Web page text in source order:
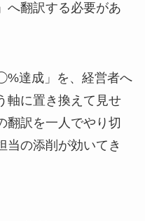
へ翻訳する必要があ
達成」を、経営者へ
軸に置き換えて見せ
翻訳を一人でやり切
当の添削が効いてき